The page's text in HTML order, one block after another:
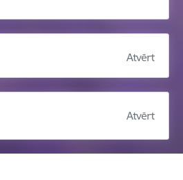
Atvērt
Atvērt